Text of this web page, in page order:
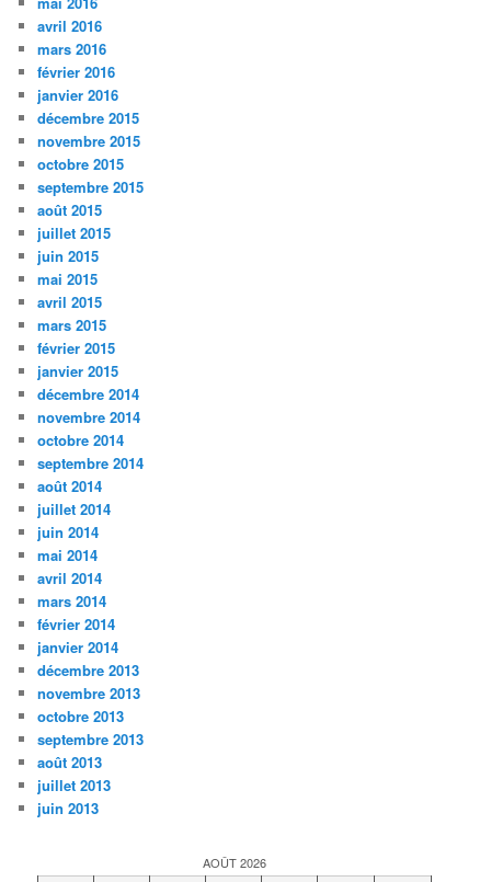
avril 2016
mars 2016
février 2016
janvier 2016
décembre 2015
novembre 2015
octobre 2015
septembre 2015
août 2015
juillet 2015
juin 2015
mai 2015
avril 2015
mars 2015
février 2015
janvier 2015
décembre 2014
novembre 2014
octobre 2014
septembre 2014
août 2014
juillet 2014
juin 2014
mai 2014
avril 2014
mars 2014
février 2014
janvier 2014
décembre 2013
novembre 2013
octobre 2013
septembre 2013
août 2013
juillet 2013
juin 2013
AOÛT 2026